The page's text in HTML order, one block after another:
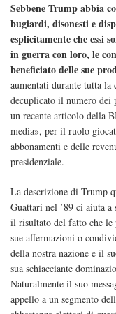
Sebbene Trump abbia
bugiardi, disonesti e
esplicitamente che essi
in guerra con loro, le
beneficiato delle sue
aumentati durante tutta
decuplicato il numero dei
un recente articolo della
media», per il ruolo
abbonamenti e delle
presidenziale.
La descrizione di Trump
Guattari nel ’89 ci aiuta a
il risultato del fatto che le
sue affermazioni o
della nostra nazione e il
sua schiacciante
Naturalmente il suo
appello a un segmento